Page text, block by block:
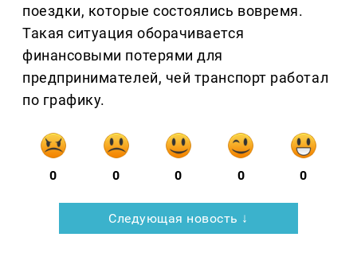
поездки, которые состоялись вовремя.
Такая ситуация оборачивается
финансовыми потерями для
предпринимателей, чей транспорт работал
по графику.
0 0 0 0 0
Следующая новость ↓